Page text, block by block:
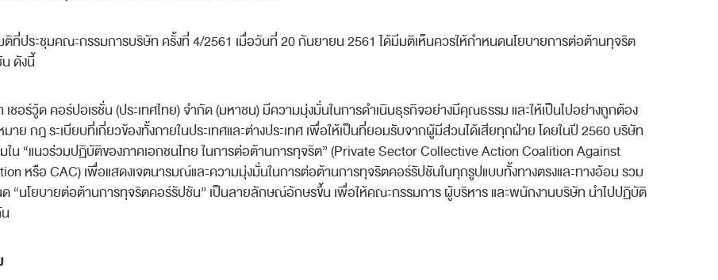
ที่ประชุมคณะกรรมการบริษัท ครั้งที่ 4/2561 เมื่อวันที่20กันยายน2561ได้มีมติเห็นควรให้กำหนดนโยบายการต่อต้านทุจริต
ดังนี้
เชอร์วู้ด คอร์ปอเรชั่น (ประเทศไทย) จำกัด (มหาชน) มีความมุ่งมั่นในการดำเนินธุรกิจอย่างมีคุณธรรม และให้เป็นไปอย่างถูกต้อง
าย กฎ ระเบียบที่เกี่ยวข้องทั้งภายในประเทศและต่างประเทศ เพื่อให้เป็นที่ยอมรับจากผู้มีส่วนได้เสียทุกฝ่าย โดยในปี2560บริษัท
ใน“แนวร่วมปฏิบัติของภาคเอกชนไทย ในการต่อต้านการทุจริต”(Private Sector Collective Action Coalition Against
หรือCAC) เพื่อแสดงเจตนารมณ์และความมุ่งมั่นในการต่อต้านการทุจริตคอร์รัปชันในทุกรูปแบบทั้งทางตรงและทางอ้อม รวม
“นโยบายต่อต้านการทุจริตคอร์รัปชัน” เป็นลายลักษณ์อักษรขึ้น เพื่อให้คณะกรรมการ ผู้บริหาร และพนักงานบริษัท นำไปปฏิบัติ